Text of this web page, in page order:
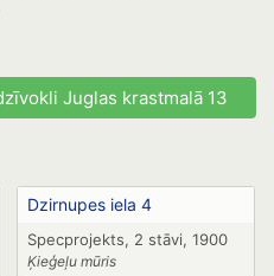
Juglas krastmalā 13
Dzirnupes iela 4
Specprojekts, 2 stāvi, 1900
Ķieģeļu mūris